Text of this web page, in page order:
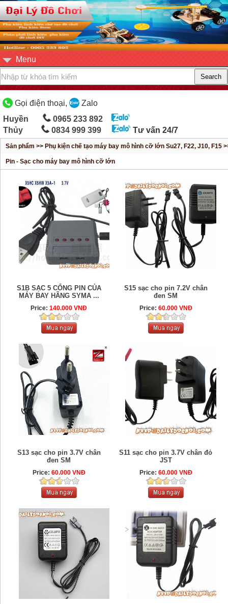
Menu
Gọi điện thoại,
Zalo
Huyền
0965 233 892
Thủy
0834 999 399 Tư vấn 24/7
Sản phẩm >> Phụ kiện chế tạo máy bay mô hình cỡ lớn Su27, F22, J10, F15
Pin - Sạc cho máy bay mô hình cỡ lớn
S1B SẠC 5 CỔNG PIN CỦA
MÁY BAY HÃNG SYMA ...
Price:140.000 VNĐ
S15 sạc cho pin 7.2V chân
đen SM
Price: 60.000 VNĐ
S13 sạc cho pin 3.7V chân
đen SM
Price: 60.000 VNĐ
S11 sạc cho pin 3.7V chân đỏ
JST
Price: 60.000 VNĐ